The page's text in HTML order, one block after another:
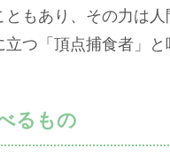
ともあり、その力は
つ「頂点捕食者」と
るもの